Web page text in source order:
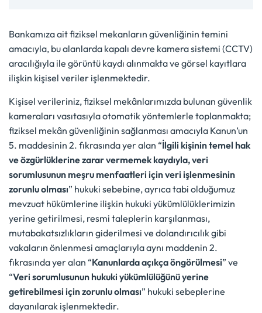
Bankamıza ait fiziksel mekanların güvenliğinin temini
amacıyla, bu alanlarda kapalı devre kamera sistemi (CCTV)
aracılığıyla ile görüntü kaydı alınmakta ve görsel kayıtlara
ilişkin kişisel veriler işlenmektedir.
Kişisel verileriniz, fiziksel mekânlarımızda bulunan güvenlik
kameraları vasıtasıyla otomatik yöntemlerle toplanmakta;
fiziksel mekân güvenliğinin sağlanması amacıyla Kanun’un
5. maddesinin 2. fıkrasında yer alan “İlgili kişinin temel hak
ve özgürlüklerine zarar vermemek kaydıyla, veri
sorumlusunun meşru menfaatleri için veri işlenmesinin
zorunlu olması” hukuki sebebine, ayrıca tabi olduğumuz
mevzuat hükümlerine ilişkin hukuki yükümlülüklerimizin
yerine getirilmesi, resmi taleplerin karşılanması,
mutabakatsızlıkların giderilmesi ve dolandırıcılık gibi
vakaların önlenmesi amaçlarıyla aynı maddenin 2.
fıkrasında yer alan “Kanunlarda açıkça öngörülmesi” ve
“Veri sorumlusunun hukuki yükümlülüğünü yerine
getirebilmesi için zorunlu olması” hukuki sebeplerine
dayanılarak işlenmektedir.